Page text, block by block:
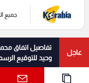
عاجل
تفاصيل اتفاق
وحيد للتوقيع
جميع